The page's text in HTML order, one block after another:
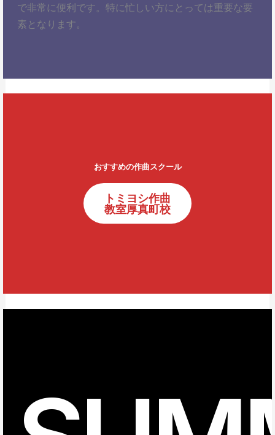
で非常に便利です。特に忙しい方にとっては重要な要
素となります。
おすすめの作曲スクール
トミヨシ作曲
教室厚真町校